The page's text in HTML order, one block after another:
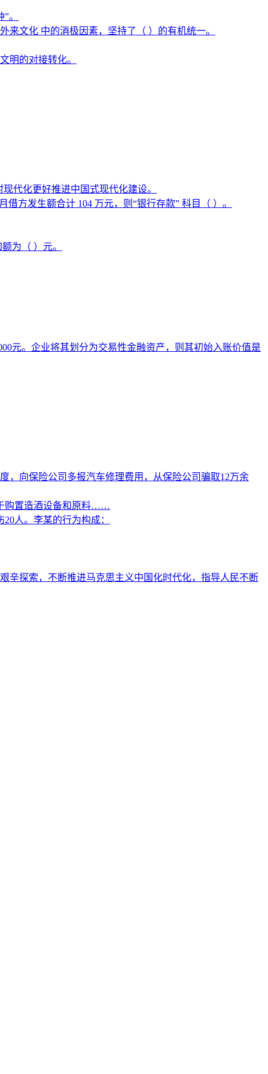
。
来文化 中的消极因素，坚持了（ ）的有机统一。
明的对接转化。
代化更好推进中国式现代化建设。
方发生额合计 104 万元，则“银行存款” 科目（ ）。
为（ ）元。
元。企业将其划分为交易性金融资产，则其初始入账价值是
，向保险公司多报汽车修理费用，从保险公司骗取12万余
购置造酒设备和原料……
人。李某的行为构成：
辛探索，不断推进马克思主义中国化时代化，指导人民不断